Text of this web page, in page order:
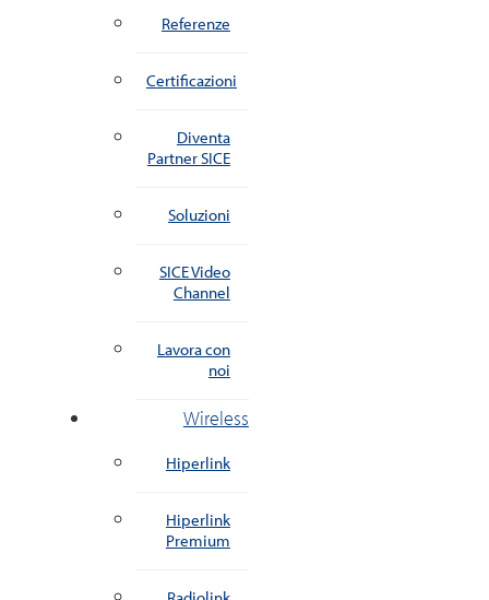
Referenze
Certificazioni
Diventa
Partner SICE
Soluzioni
SICE Video
Channel
Lavora con
noi
Wireless
Hiperlink
Hiperlink
Premium